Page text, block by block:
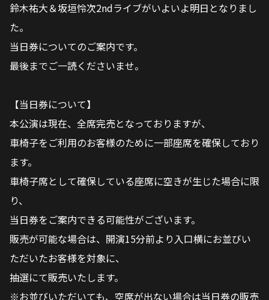
鈴木祐大＆坂垣怜次2ndライブがいよいよ明日となりまし
た。
当日券についてのご案内です。
最後までご一読くださいませ。
【当日券について】
本公演は現在、全席完売となっておりますが、
車椅子をご利用のお客様のために一部座席を確保しており
ます。
車椅子席として確保している座席に空きが生じた場合に限
り、
当日券をご案内できる可能性がございます。
販売が可能な場合は、開演15分前より入口横にお並びい
ただいたお客様を対象に、
抽選にて販売いたします。
※お並びいただいても、空席が出ない場合は当日券の販売